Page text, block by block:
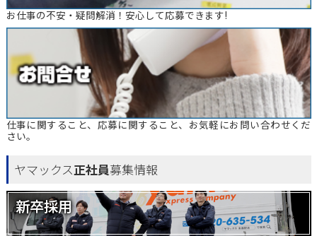
お仕事の不安・疑問解消！安心して応募できます!
仕事に関すること、応募に関すること、お気軽にお問い合わせくだ
さい。
ヤマックス正社員募集情報
新卒採用